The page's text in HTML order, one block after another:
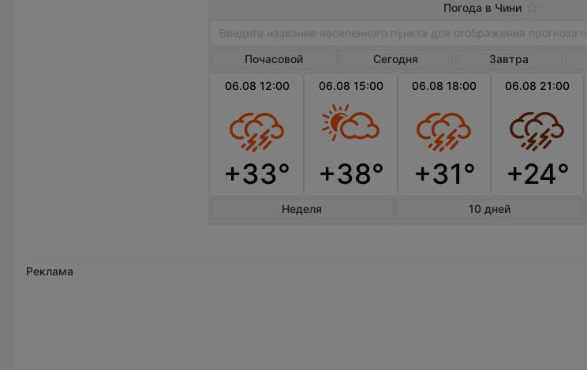
Погода в Чини
Почасовой Сегодня Завтра
06.08 12:00
+33°
06.08 15:00
+38°
06.08 18:00
+31°
06.08 21:00
+24°
Неделя 10 дней
Реклама